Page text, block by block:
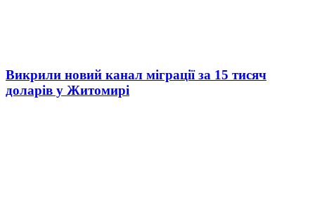
Викрили новий канал міграції за 15 тисяч
доларів у Житомирі